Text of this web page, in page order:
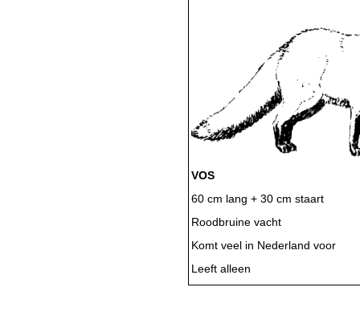
VOS
60 cm lang + 30 cm staart
Roodbruine vacht
Komt veel in Nederland voor
Leeft alleen